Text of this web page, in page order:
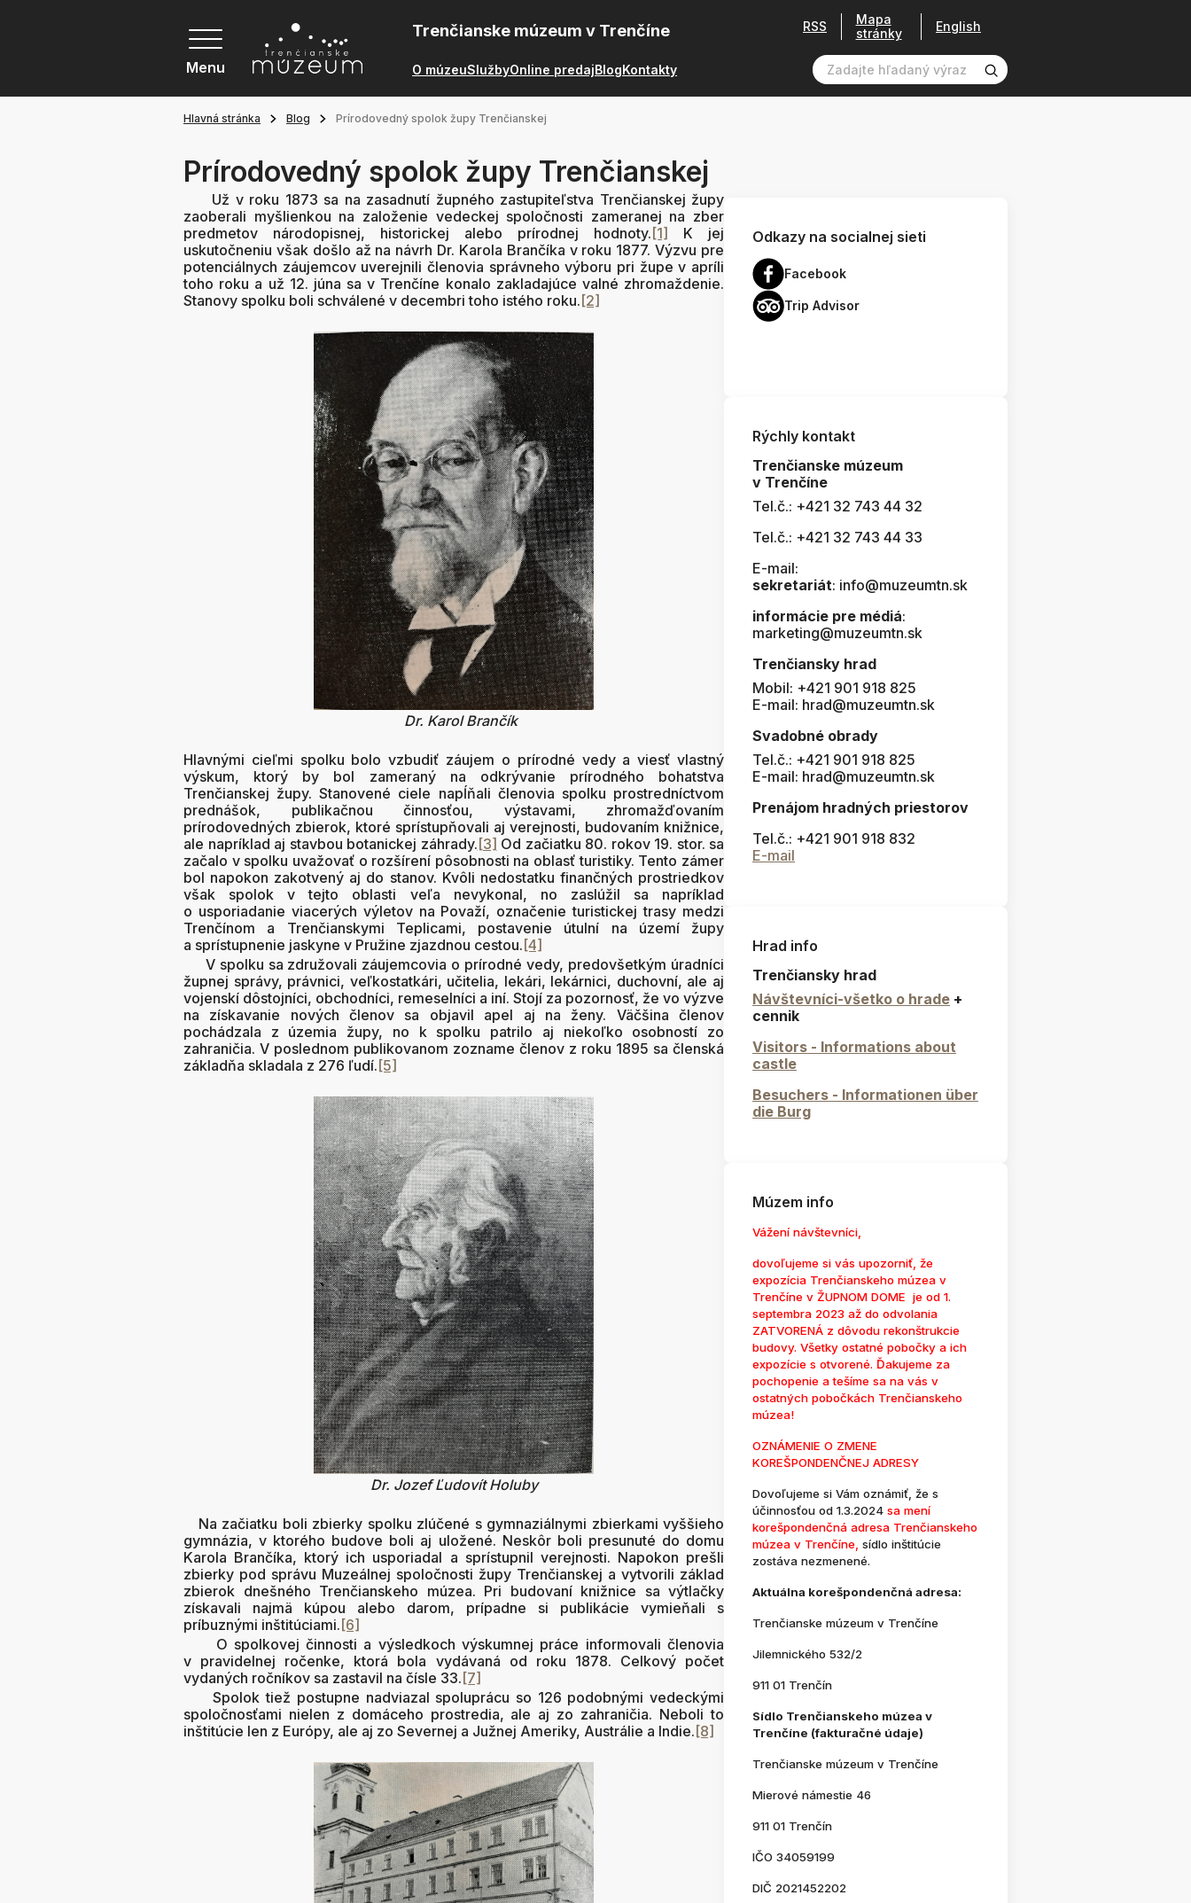
Menu
Trenčianske múzeum v Trenčíne
O múzeuSlužbyOnline predajBlogKontakty
RSS
Mapa
stránky
English
Hlavná stránka Blog Prírodovedný spolok župy Trenčianskej
Prírodovedný spolok župy Trenčianskej
Už v roku 1873 sa na zasadnutí župného zastupiteľstva Trenčianskej župy
zaoberali myšlienkou na založenie vedeckej spoločnosti zameranej na zber
predmetov národopisnej, historickej alebo prírodnej hodnoty. [1]
K jej
uskutočneniu však došlo až na návrh Dr. Karola Brančíka v roku 1877. Výzvu pre
potenciálnych záujemcov uverejnili členovia správneho výboru pri župe v apríli
toho roku a už 12. júna sa v Trenčíne konalo zakladajúce valné zhromaždenie.
Stanovy spolku boli schválené v decembri toho istého roku. [2]
Dr. Karol Brančík
Hlavnými cieľmi spolku bolo vzbudiť záujem o prírodné vedy a viesť vlastný
výskum, ktorý by bol zameraný na odkrývanie prírodného bohatstva
Trenčianskej župy. Stanovené ciele napĺňali členovia spolku prostredníctvom
prednášok, publikačnou činnosťou, výstavami, zhromažďovaním
prírodovedných zbierok, ktoré sprístupňovali aj verejnosti, budovaním knižnice,
ale napríklad aj stavbou botanickej záhrady. [3] Od začiatku 80. rokov 19. stor. sa
začalo v spolku uvažovať o rozšírení pôsobnosti na oblasť turistiky. Tento zámer
bol napokon zakotvený aj do stanov. Kvôli nedostatku finančných prostriedkov
však spolok v tejto oblasti veľa nevykonal, no zaslúžil sa napríklad
o usporiadanie viacerých výletov na Považí, označenie turistickej trasy medzi
Trenčínom a Trenčianskymi Teplicami, postavenie útulní na území župy
a sprístupnenie jaskyne v Pružine zjazdnou cestou. [4]
V spolku sa združovali záujemcovia o prírodné vedy, predovšetkým úradníci
župnej správy, právnici, veľkostatkári, učitelia, lekári, lekárnici, duchovní, ale aj
vojenskí dôstojníci, obchodníci, remeselníci a iní. Stojí za pozornosť, že vo výzve
na získavanie nových členov sa objavil apel aj na ženy. Väčšina členov
pochádzala z územia župy, no k spolku patrilo aj niekoľko osobností zo
zahraničia. V poslednom publikovanom zozname členov z roku 1895 sa členská
základňa skladala z 276 ľudí. [5]
Dr. Jozef Ľudovít Holuby
Na začiatku boli zbierky spolku zlúčené s gymnaziálnymi zbierkami vyššieho
gymnázia, v ktorého budove boli aj uložené. Neskôr boli presunuté do domu
Karola Brančíka, ktorý ich usporiadal a sprístupnil verejnosti. Napokon prešli
zbierky pod správu Muzeálnej spoločnosti župy Trenčianskej a vytvorili základ
zbierok dnešného Trenčianskeho múzea. Pri budovaní knižnice sa výtlačky
získavali najmä kúpou alebo darom, prípadne si publikácie vymieňali s
príbuznými inštitúciami. [6]
O spolkovej činnosti a výsledkoch výskumnej práce informovali členovia
v pravidelnej ročenke, ktorá bola vydávaná od roku 1878. Celkový počet
vydaných ročníkov sa zastavil na čísle 33. [7]
Spolok tiež postupne nadviazal spoluprácu so 126 podobnými vedeckými
spoločnosťami nielen z domáceho prostredia, ale aj zo zahraničia. Neboli to
inštitúcie len z Európy, ale aj zo Severnej a Južnej Ameriky, Austrálie a Indie. [8]
Odkazy na socialnej sieti
Facebook
Trip Advisor
Rýchly kontakt
Trenčianske múzeum
v Trenčíne
Tel.č.: +421 32 743 44 32
Tel.č.: +421 32 743 44 33
E-mail:
sekretariát: info@muzeumtn.sk
informácie pre médiá:
marketing@muzeumtn.sk
Trenčiansky hrad
Mobil: +421 901 918 825
E-mail: hrad@muzeumtn.sk
Svadobné obrady
Tel.č.: +421 901 918 825
E-mail: hrad@muzeumtn.sk
Prenájom hradných priestorov
Tel.č.: +421 901 918 832
E-mail
Hrad info
Trenčiansky hrad
Návštevníci-všetko o hrade +
cennik
Visitors - Informations about
castle
Besuchers - Informationen über
die Burg
Múzem info
Vážení návštevníci,
dovoľujeme si vás upozorniť, že
expozícia Trenčianskeho múzea v
Trenčíne v ŽUPNOM DOME je od 1.
septembra 2023 až do odvolania
ZATVORENÁ z dôvodu rekonštrukcie
budovy. Všetky ostatné pobočky a ich
expozície s otvorené. Ďakujeme za
pochopenie a tešíme sa na vás v
ostatných pobočkách Trenčianskeho
múzea!
OZNÁMENIE O ZMENE
KOREŠPONDENČNEJ ADRESY
Dovoľujeme si Vám oznámiť, že s
účinnosťou od 1.3.2024 sa mení
korešpondenčná adresa Trenčianskeho
múzea v Trenčíne, sídlo inštitúcie
zostáva nezmenené.
Aktuálna korešpondenčná adresa:
Trenčianske múzeum v Trenčíne
Jilemnického 532/2
911 01 Trenčín
Sídlo Trenčianskeho múzea v
Trenčíne (fakturačné údaje)
Trenčianske múzeum v Trenčíne
Mierové námestie 46
911 01 Trenčín
IČO 34059199
DIČ 2021452202